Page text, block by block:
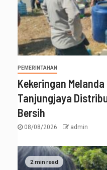
PEMERINTAHAN
Kekeringan
Tanjungjaya
Bersih
08/08/2026 admin
2 min read